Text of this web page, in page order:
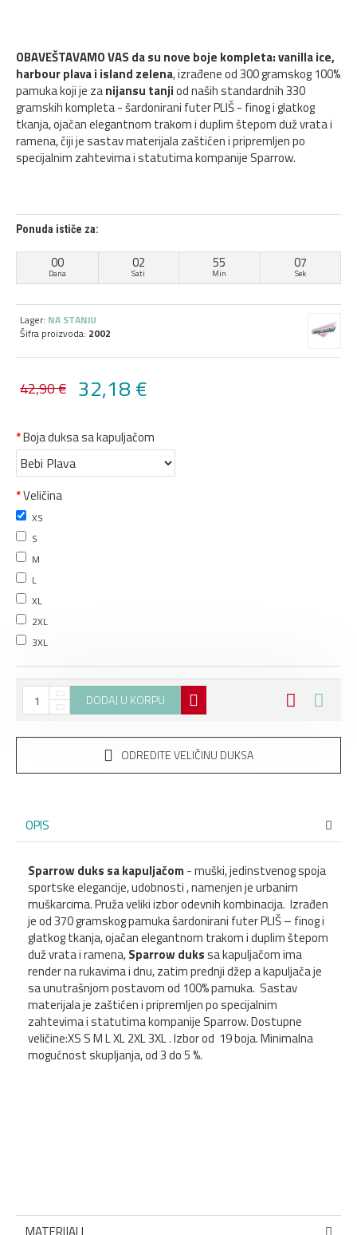
OBAVEŠTAVAMO VAS da su nove boje kompleta: vanilla ice,
harbour plava i island zelena, izrađene od 300 gramskog 100%
pamuka koji je zanijansu tanjiod naših standardnih 330
gramskih kompleta - šardonirani futer PLIŠ - finog i glatkog
tkanja, ojačan elegantnom trakom i duplim štepom duž vrata i
ramena, čiji je sastav materijala zaštićen i pripremljen po
specijalnim zahtevima i statutima kompanije Sparrow.
Ponuda ističe za:
00
Dana
02
Sati
55
Min
06
Sek
32,18 €
42,90 €
Lager: NA STANJU
Šifra proizvoda: 2002
Boja duksa sa kapuljačom
Veličina
XS
S
M
L
XL
2XL
3XL
DODAJ U KORPU
ODREDITE VELIČINU DUKSA
OPIS
Sparrow duks sa kapuljačom - muški, jedinstvenog spoja
sportske elegancije, udobnosti , namenjen je urbanim
muškarcima. Pruža veliki izbor odevnih kombinacija. Izrađen
je od 370 gramskog pamuka šardonirani futer PLIŠ – finog i
glatkog tkanja, ojačan elegantnom trakom i duplim štepom
duž vrata i ramena,Sparrow dukssa kapuljačom ima
render na rukavima i dnu, zatim prednji džep a kapuljača je
sa unutrašnjom postavom od 100% pamuka. Sastav
materijala je zaštićen i pripremljen po specijalnim
zahtevima i statutima kompanije Sparrow. Dostupne
veličine:XS S M L XL 2XL 3XL . Izbor od 19 boja. Minimalna
mogućnost skupljanja, od 3 do 5 %.